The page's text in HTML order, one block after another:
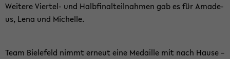
Wei­te­re Viertel-​ und Halb­fi­nal­teil­nah­men gab es für Ama­de­
us, Lena und Mi­chel­le.
Team Bie­le­feld nimmt er­neut eine Me­dail­le mit nach Hause –